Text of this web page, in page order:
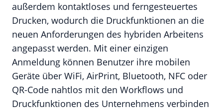
außerdem kontaktloses und ferngesteuertes
Drucken, wodurch die Druckfunktionen an die
neuen Anforderungen des hybriden Arbeitens
angepasst werden. Mit einer einzigen
Anmeldung können Benutzer ihre mobilen
Geräte über WiFi, AirPrint, Bluetooth, NFC oder
QR-Code nahtlos mit den Workflows und
Druckfunktionen des Unternehmens verbinden